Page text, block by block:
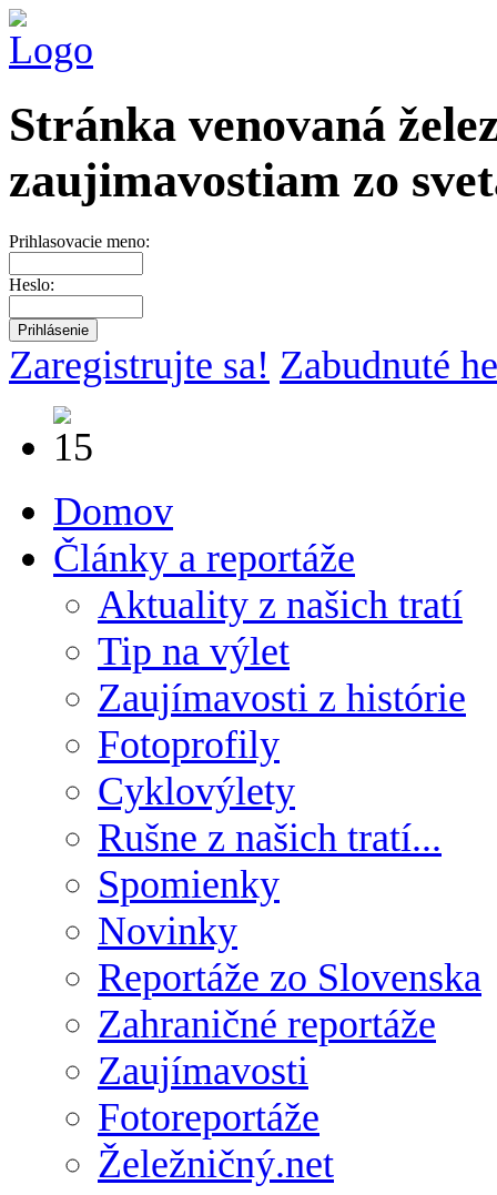
Stránka venovaná
zaujimavostiam zo
Prihlasovacie meno:
Heslo:
Zaregistrujte sa! Zabudnuté
Domov
Články a reportáže
Aktuality z našich tratí
Tip na výlet
Zaujímavosti z histórie
Fotoprofily
Cyklovýlety
Rušne z našich tratí...
Spomienky
Novinky
Reportáže zo Slovenska
Zahraničné reportáže
Zaujímavosti
Fotoreportáže
Želežničný.net